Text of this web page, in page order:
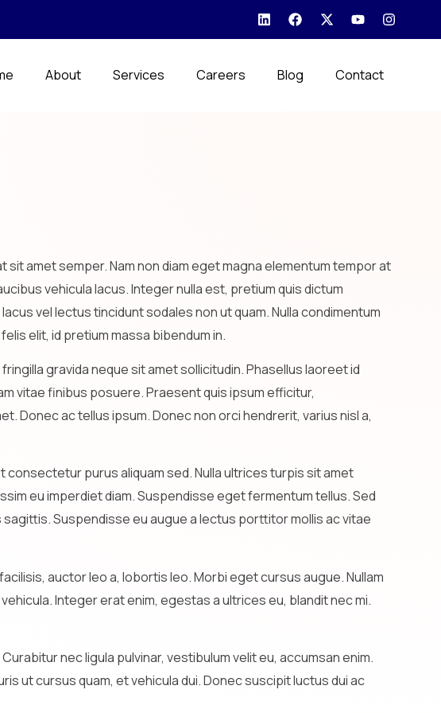
About Services Careers Blog Contact
amet semper. Nam non diam eget magna elementum tempor at
vehicula lacus. Integer nulla est, pretium quis dictum
vel lectus tincidunt sodales non ut quam. Nulla condimentum
elit, id pretium massa bibendum in.
gravida neque sit amet sollicitudin. Phasellus laoreet id
vitae finibus posuere. Praesent quis ipsum efficitur,
Donec ac tellus ipsum. Donec non orci hendrerit, varius nisl a,
purus aliquam sed. Nulla ultrices turpis sit amet
eu imperdiet diam. Suspendisse eget fermentum tellus. Sed
Suspendisse eu augue a lectus porttitor mollis ac vitae
auctor leo a, lobortis leo. Morbi eget cursus augue. Nullam
Integer erat enim, egestas a ultrices eu, blandit nec mi.
nec ligula pulvinar, vestibulum velit eu, accumsan enim.
ut cursus quam, et vehicula dui. Donec suscipit luctus dui ac